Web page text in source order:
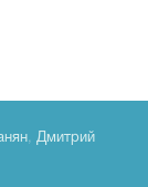
, Дмитрий